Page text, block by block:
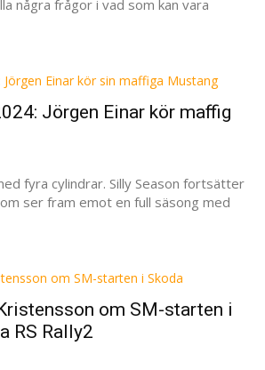
några frågor i vad som kan vara
Jörgen Einar kör maffig
fyra cylindrar. Silly Season fortsätter
ser fram emot en full säsong med
om SM-starten i
RS Rally2